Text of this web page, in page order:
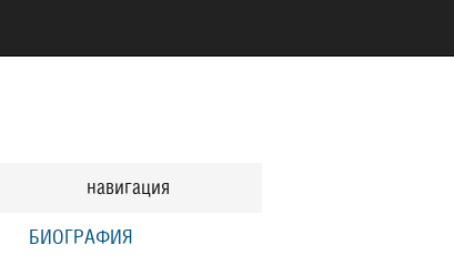
навигация
БИОГРАФИЯ